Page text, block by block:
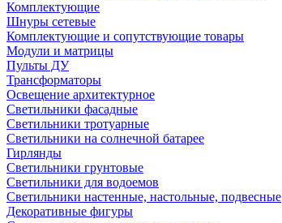
Комплектующие
Шнуры сетевые
Комплектующие и сопутствующие товары
Модули и матрицы
Пульты ДУ
Трансформаторы
Освещение архитектурное
Светильники фасадные
Светильники тротуарные
Светильники на солнечной батарее
Гирлянды
Светильники грунтовые
Светильники для водоемов
Светильники настенные, настольные, подвесные
Декоративные фигуры